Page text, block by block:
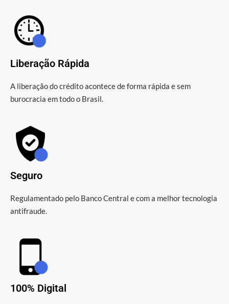
Liberação Rápida
A liberação do crédito acontece de forma rápida e sem
burocracia em todo o Brasil.
Seguro
Regulamentado pelo Banco Central e com a melhor tecnologia
antifraude.
100% Digital